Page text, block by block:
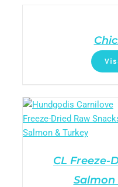
CL Freeze-
Salmon